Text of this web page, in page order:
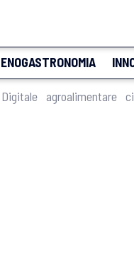
ENOGASTRONOMIA
agroalimentare